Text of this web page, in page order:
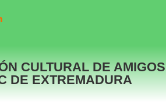
CULTURAL DE AMIGOS
DE EXTREMADURA